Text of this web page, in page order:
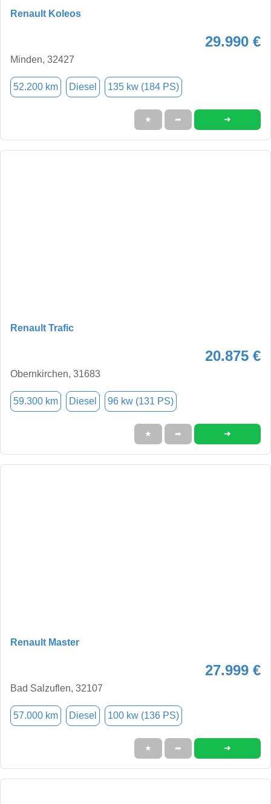
Renault Koleos
29.990 €
Minden, 32427
52.200 km Diesel 135 kw (184 PS)
★ ➦ ➜
Renault Trafic
20.875 €
Obernkirchen, 31683
59.300 km Diesel 96 kw (131 PS)
★ ➦ ➜
Renault Master
27.999 €
Bad Salzuflen, 32107
57.000 km Diesel 100 kw (136 PS)
★ ➦ ➜